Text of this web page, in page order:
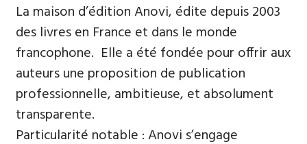
La maison d’édition Anovi, édite depuis 2003
des livres en France et dans le monde
francophone. Elle a été fondée pour offrir aux
auteurs une proposition de publication
professionnelle, ambitieuse, et absolument
transparente.
Particularité notable : Anovi s’engage